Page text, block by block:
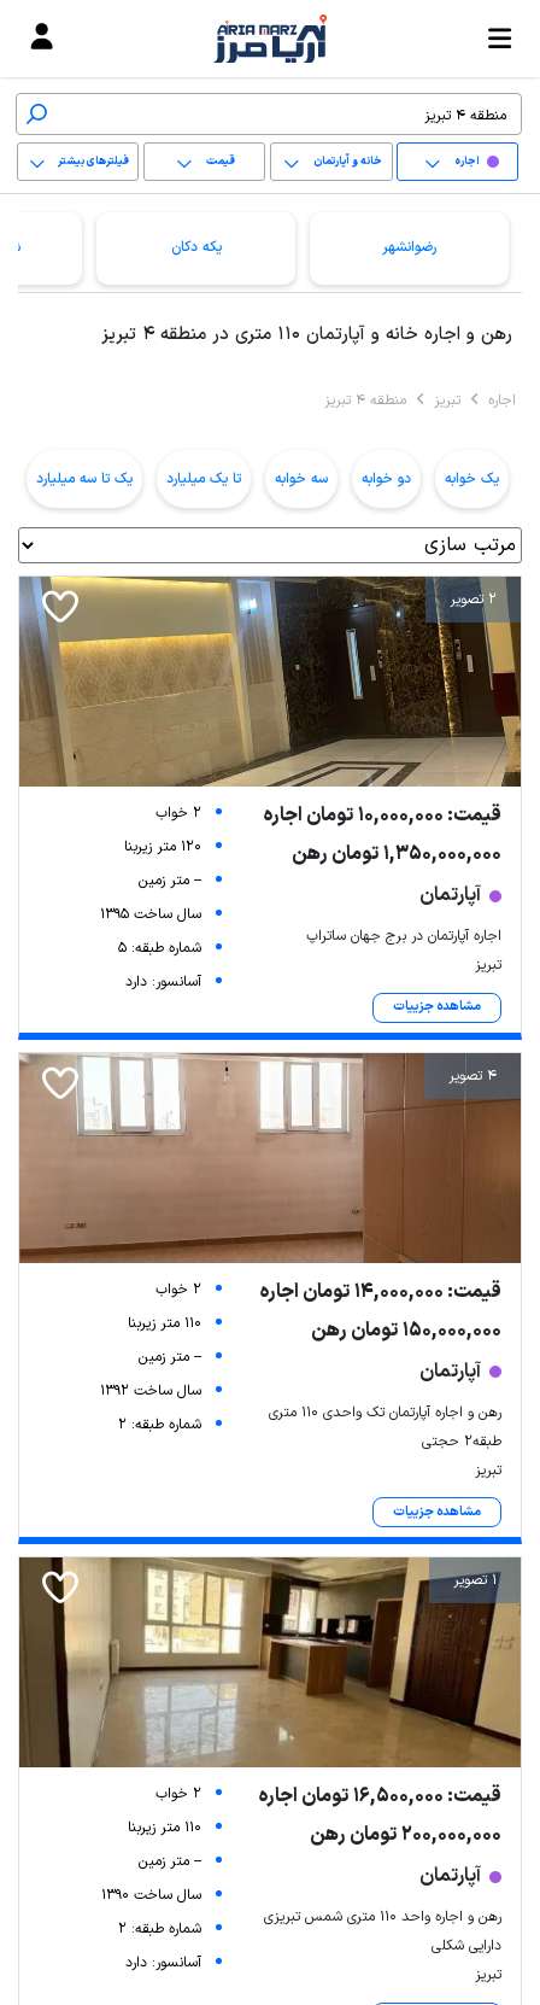
اجاره خانه و آپارتمان قیمت فیلترهای بیشتر
پاک کردن محدوده
رضوانشهر یکه دکان
رهن و اجاره خانه و آپارتمان 110 متری در منطقه 4 تبریز
اجاره تبریز منطقه 4 تبریز
یک خوابه دو خوابه سه خوابه تا یک میلیارد یک تا سه میلیارد
2 تصویر
قیمت: 10,000,000 تومان اجاره
1,350,000,000 تومان رهن
آپارتمان
اجاره آپارتمان در برج جهان ساتراپ
تبریز
مشاهده جزییات
2 خواب
120 متر زیربنا
-- متر زمین
سال ساخت 1395
شماره طبقه: 5
آسانسور: دارد
4 تصویر
قیمت: 14,000,000 تومان اجاره
150,000,000 تومان رهن
آپارتمان
رهن و اجاره آپارتمان تک واحدی ۱۱۰ متری
طبقه۲ حجتی
تبریز
مشاهده جزییات
2 خواب
110 متر زیربنا
-- متر زمین
سال ساخت 1392
شماره طبقه: 2
1 تصویر
قیمت: 16,500,000 تومان اجاره
200,000,000 تومان رهن
آپارتمان
رهن و اجاره واحد ۱۱۰ متری شمس تبریزی
دارایی شکلی
تبریز
2 خواب
110 متر زیربنا
-- متر زمین
سال ساخت 1390
شماره طبقه: 2
آسانسور: دارد